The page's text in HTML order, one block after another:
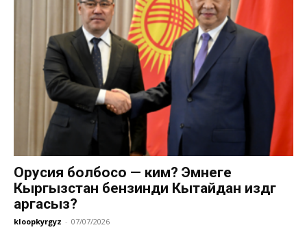
Орусия болбосо — ким? Эмнеге
Кыргызстан бензинди Кытайдан издөөгө
аргасыз?
kloopkyrgyz - 07/07/2026